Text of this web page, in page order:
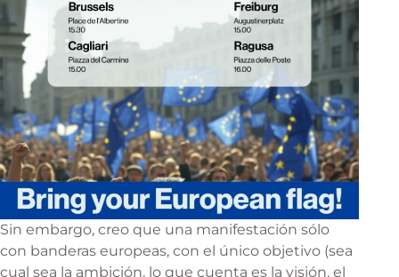
Sin embargo, creo que una manifestación sólo
con banderas europeas, con el único objetivo (sea
cual sea la ambición, lo que cuenta es la visión, el